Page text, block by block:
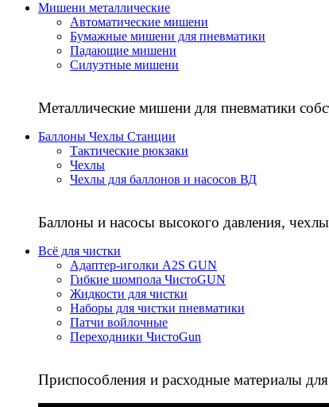
Мишени металлические
Автоматические мишени
Бумажные мишени для пневматики
Падающие мишени
Силуэтные мишени
Металлические мишени для пневматики
Баллоны Чехлы Станции
Тактические рюкзаки
Чехлы
Чехлы для баллонов и насосов ВД
Баллоны и насосы высокого давления,
Всё для чистки
Адаптер-иголки A2S GUN
Гибкие шомпола ЧистоGUN
Жидкости для чистки
Наборы для чистки пневматики
Патчи войлочные
Переходники ЧистоGun
Приспособления и расходные материалы